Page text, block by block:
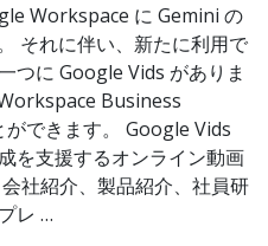
Workspace に Gemini の
それに伴い、新たに利用で
つに Google Vids がありま
Business
できます。 Google Vids
を支援するオンライン動画
社紹介、製品紹介、社員研
レ …